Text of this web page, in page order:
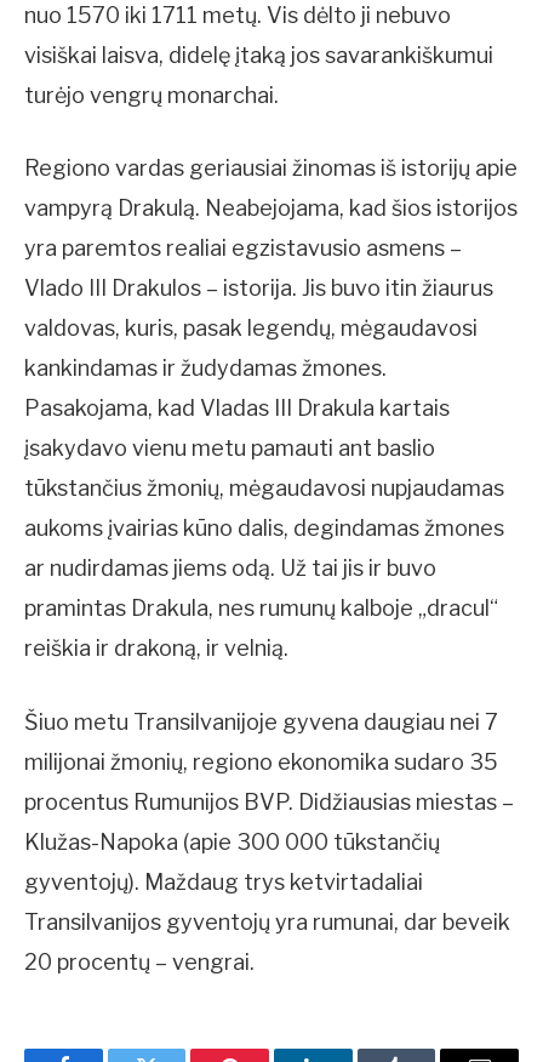
nuo 1570 iki 1711 metų. Vis dėlto ji nebuvo
visiškai laisva, didelę įtaką jos savarankiškumui
turėjo vengrų monarchai.
Regiono vardas geriausiai žinomas iš istorijų apie
vampyrą Drakulą. Neabejojama, kad šios istorijos
yra paremtos realiai egzistavusio asmens –
Vlado III Drakulos – istorija. Jis buvo itin žiaurus
valdovas, kuris, pasak legendų, mėgaudavosi
kankindamas ir žudydamas žmones.
Pasakojama, kad Vladas III Drakula kartais
įsakydavo vienu metu pamauti ant baslio
tūkstančius žmonių, mėgaudavosi nupjaudamas
aukoms įvairias kūno dalis, degindamas žmones
ar nudirdamas jiems odą. Už tai jis ir buvo
pramintas Drakula, nes rumunų kalboje „dracul“
reiškia ir drakoną, ir velnią.
Šiuo metu Transilvanijoje gyvena daugiau nei 7
milijonai žmonių, regiono ekonomika sudaro 35
procentus Rumunijos BVP. Didžiausias miestas –
Klužas-Napoka (apie 300 000 tūkstančių
gyventojų). Maždaug trys ketvirtadaliai
Transilvanijos gyventojų yra rumunai, dar beveik
20 procentų – vengrai.